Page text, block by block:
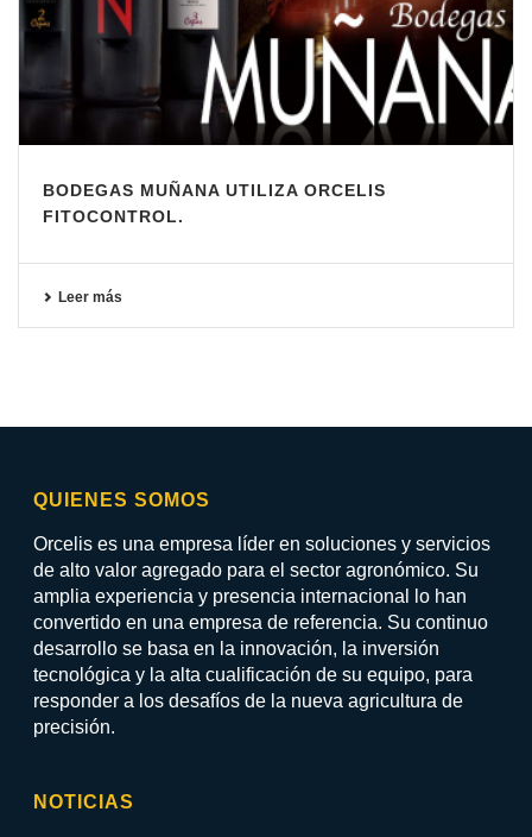
BODEGAS MUÑANA UTILIZA ORCELIS
FITOCONTROL.
Leer más
QUIENES SOMOS
Orcelis es una empresa líder en soluciones y servicios
de alto valor agregado para el sector agronómico. Su
amplia experiencia y presencia internacional lo han
convertido en una empresa de referencia. Su continuo
desarrollo se basa en la innovación, la inversión
tecnológica y la alta cualificación de su equipo, para
responder a los desafíos de la nueva agricultura de
precisión.
NOTICIAS